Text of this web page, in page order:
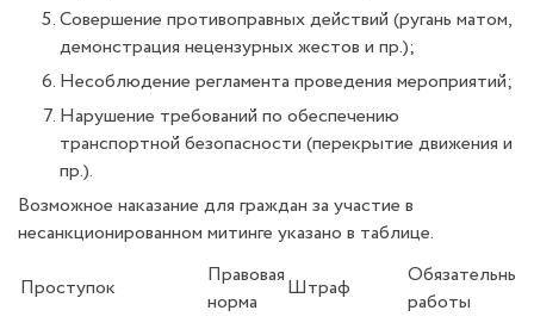
Совершение противоправных действий (ругань матом,
демонстрация нецензурных жестов и пр.);
Несоблюдение регламента проведения мероприятий;
Нарушение требований по обеспечению
транспортной безопасности (перекрытие движения и
пр.).
Возможное наказание для граждан за участие в
несанкционированном митинге указано в таблице.
Проступок
Правовая
норма
Штраф
Обязательные
работы